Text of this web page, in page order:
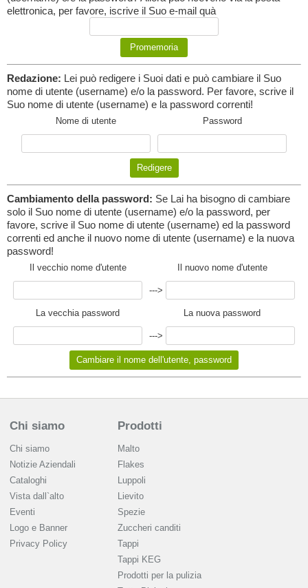
elettronica, per favore, iscrive il Suo e-mail quà
Redazione: Lei può redigere i Suoi dati e può cambiare il Suo
nome di utente (username) e/o la password. Per favore, scrive il
Suo nome di utente (username) e la password correnti!
Nome di utente Password
Cambiamento della password: Se Lai ha bisogno di cambiare
solo il Suo nome di utente (username) e/o la password, per
favore, scrive il Suo nome di utente (username) ed la password
correnti ed anche il nuovo nome di utente (username) e la nuova
password!
Il vecchio nome d'utente Il nuovo nome d'utente
--->
La vecchia password La nuova password
--->
Chi siamo
Chi siamo
Notizie Aziendali
Cataloghi
Vista dall`alto
Eventi
Logo e Banner
Privacy Policy
Prodotti
Malto
Flakes
Luppoli
Lievito
Spezie
Zuccheri canditi
Tappi
Tappi KEG
Prodotti per la pulizia